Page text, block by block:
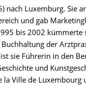
nach Luxemburg. Sie
und gab
bis 2002 kümmerte
der
sie Führerin in den
und
la Ville de Luxembourg